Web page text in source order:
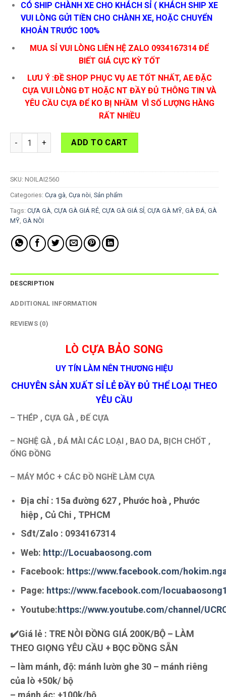
CÓ SHIP CHÀNH XE CHO KHÁCH SỈ ( KHÁCH SHIP XE
VUI LÒNG GỬI TIỀN CHO CHÀNH XE, HOẶC CHUYỂN
KHOẢN TRƯỚC 100%
MUA SỈ VUI LÒNG LIÊN HỆ ZALO 0934167314 ĐỂ
BIẾT GIÁ CỰC KỲ TỐT
LƯU Ý :ĐỀ SHOP PHỤC VỤ AE TỐT NHẤT, AE ĐẶC
CỰA VUI LÒNG ĐT HOẶC NT ĐẦY ĐỦ THÔNG TIN VÀ
YÊU CẦU CỰA ĐỂ KO BỊ NHẦM VÌ SỐ LƯỢNG HÀNG
RẤT NHIỀU
Cựa Gà Nòi Lai 25-S60 quantity
ADD TO CART
SKU: NOILAI2560
Categories: Cựa gà, Cựa nòi, Sản phẩm
Tags: CỰA GÀ, CỰA GÀ GIÁ RẺ, CỰA GÀ GIÁ SỈ, CỰA GÀ MỸ, GÀ ĐÁ, GÀ
MỸ, GÀ NÒI
DESCRIPTION
ADDITIONAL INFORMATION
REVIEWS (0)
LÒ CỰA BẢO SONG
UY TÍN LÀM NÊN THƯƠNG HIỆU
CHUYÊN SẢN XUẤT SỈ LẺ ĐẦY ĐỦ THỂ LOẠI THEO
YÊU CẦU
– THÉP , CỰA GÀ , ĐẾ CỰA
– NGHỆ GÀ , ĐÁ MÀI CÁC LOẠI , BAO DA, BỊCH CHỐT ,
ỐNG ĐỒNG
– MÁY MÓC + CÁC ĐỒ NGHỀ LÀM CỰA
Địa chỉ : 15a đường 627 , Phước hoà , Phước
hiệp , Củ Chi , TPHCM
Sđt/Zalo : 0934167314
Web: http://Locuabaosong.com
Facebook: https://www.facebook.com/
Page: https://www.facebook.com/
Youtube:https://www.youtube.com/channel/
✔️Giá lẻ : TRE NÒI ĐỒNG GIÁ 200K/BỘ – LÀM
THEO GIỌNG YÊU CẦU + BỌC ĐỒNG SẴN
– làm mánh, độ: mánh lườn ghe 30 – mánh riêng
của lò +50k/ bộ